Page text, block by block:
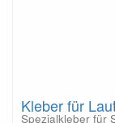
Kleber für
Spezialkleber für